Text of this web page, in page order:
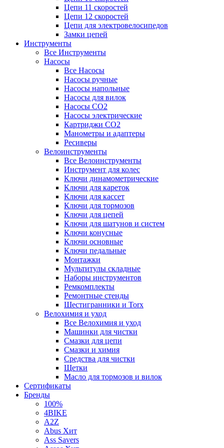
Цепи 11 скоростей
Цепи 12 скоростей
Цепи для электровелосипедов
Замки цепей
Инструменты
Все Инструменты
Насосы
Все Насосы
Насосы ручные
Насосы напольные
Насосы для вилок
Насосы CO2
Насосы электрические
Картриджи CO2
Манометры и адаптеры
Ресиверы
Велоинструменты
Все Велоинструменты
Инструмент для колес
Ключи динамометрические
Ключи для кареток
Ключи для кассет
Ключи для тормозов
Ключи для цепей
Ключи для шатунов и систем
Ключи конусные
Ключи основные
Ключи педальные
Монтажки
Мультитулы складные
Наборы инструментов
Ремкомплекты
Ремонтные стенды
Шестигранники и Torx
Велохимия и уход
Все Велохимия и уход
Машинки для чистки
Смазки для цепи
Смазки и химия
Средства для чистки
Щетки
Масло для тормозов и вилок
Сертификаты
Бренды
100%
4BIKE
A2Z
Abus Хит
Ass Savers